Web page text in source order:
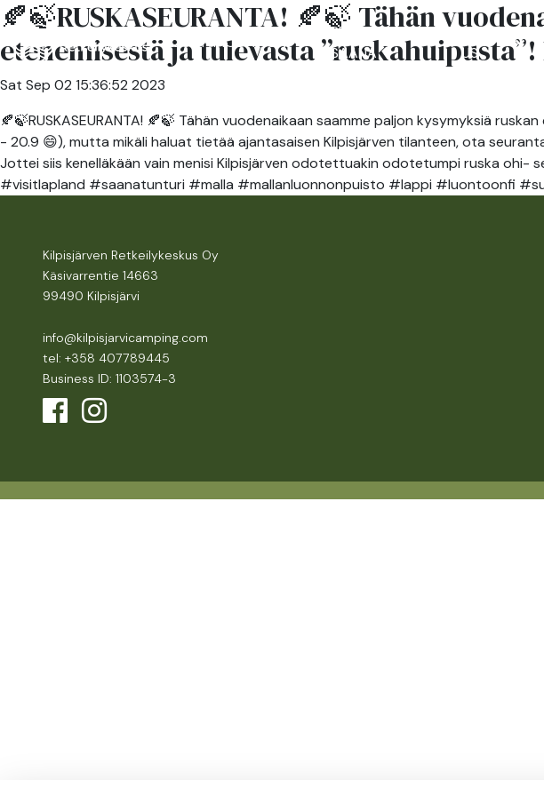
ACCOMMODATION
RESTAURANT
SAANA
ABOUT
US
🍂🍃RUSKASEURANTA! 🍂🍃 Tähän
etenemisestä ja tulevasta ”ruskahuipusta”!
Sat Sep 02 15:36:52 2023
🍂🍃RUSKASEURANTA! 🍂🍃 Tähän vuodenaikaan saamme paljon kysymyksiä
- 20.9 😄), mutta mikäli haluat tietää ajantasaisen Kilpisjärven tilanteen, ota
Jottei siis kenelläkään vain menisi Kilpisjärven odotettuakin odotetumpi ruska
#visitlapland #saanatunturi #malla #mallanluonnonpuisto #lappi #luontoonfi
Kilpisjärven Retkeilykeskus Oy
Käsivarrentie 14663
99490 Kilpisjärvi
info@kilpisjarvicamping.com
tel: +358 407789445
Business ID: 1103574-3